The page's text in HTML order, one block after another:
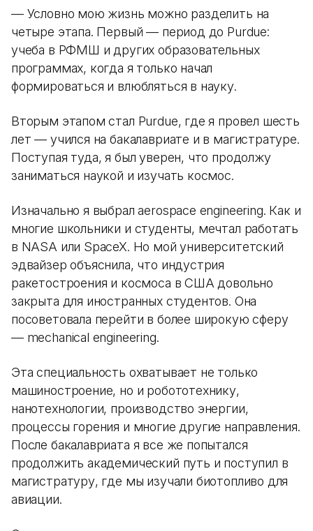
— Условно мою жизнь можно разделить на
четыре этапа. Первый — период до Purdue:
учеба в РФМШ и других образовательных
программах, когда я только начал
формироваться и влюбляться в науку.
Вторым этапом стал Purdue, где я провел шесть
лет — учился на бакалавриате и в магистратуре.
Поступая туда, я был уверен, что продолжу
заниматься наукой и изучать космос.
Изначально я выбрал aerospace engineering. Как и
многие школьники и студенты, мечтал работать
в NASA или SpaceX. Но мой университетский
эдвайзер объяснила, что индустрия
ракетостроения и космоса в США довольно
закрыта для иностранных студентов. Она
посоветовала перейти в более широкую сферу
— mechanical engineering.
Эта специальность охватывает не только
машиностроение, но и робототехнику,
нанотехнологии, производство энергии,
процессы горения и многие другие направления.
После бакалавриата я все же попытался
продолжить академический путь и поступил в
магистратуру, где мы изучали биотопливо для
авиации.